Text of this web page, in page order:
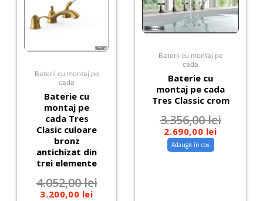
Baterii cu montaj pe
cada
Baterie cu
montaj pe
cada Tres
Clasic culoare
bronz
antichizat din
trei elemente
4.052,00lei
3.200,00 lei
Baterii cu montaj pe
cada
Baterie cu
montaj pe cada
Tres Classic crom
3.356,00lei
2.690,00 lei
Adaugă în coș